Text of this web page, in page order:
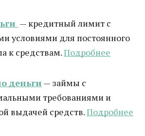
— кредитный лимит с
условиями для постоянного
к средствам.Подробнее
деньги — займы с
требованиями и
выдачей средств.Подробнее